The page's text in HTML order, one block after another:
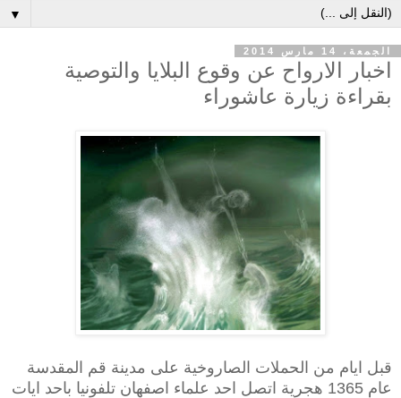
▼
الجمعة، 14 مارس 2014
اخبار الارواح عن وقوع البلايا والتوصية
بقراءة زيارة عاشوراء
قبل ايام من الحملات الصاروخية على مدينة قم المقدسة
عام 1365 هجرية اتصل احد علماء اصفهان تلفونيا باحد ايات